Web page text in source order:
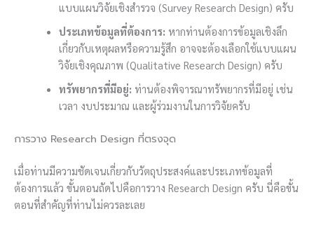
แบบแผนวิจัยเชิงสำรวจ (Survey Research Design) ครับ
ประเภทข้อมูลที่ต้องการ: หากท่านต้องการข้อมูลเชิงลึก
เกี่ยวกับเหตุผลหรือความรู้สึก อาจจะต้องเลือกใช้แบบแผน
วิจัยเชิงคุณภาพ (Qualitative Research Design) ครับ
ทรัพยากรที่มีอยู่: ท่านต้องพิจารณาทรัพยากรที่มีอยู่ เช่น
เวลา งบประมาณ และผู้ร่วมงานในการวิจัยครับ
การวาง Research Design ที่ตรงจุด
เมื่อท่านมีความชัดเจนเกี่ยวกับวัตถุประสงค์และประเภทข้อมูลที่
ต้องการแล้ว ขั้นตอนถัดไปคือการวาง Research Design ครับ นี่คือขั้น
ตอนที่สำคัญที่ท่านไม่ควรละเลย